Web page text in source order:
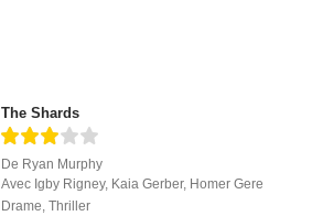
The Shards
De Ryan Murphy
Avec Igby Rigney, Kaia Gerber, Homer Gere
Drame ,Thriller